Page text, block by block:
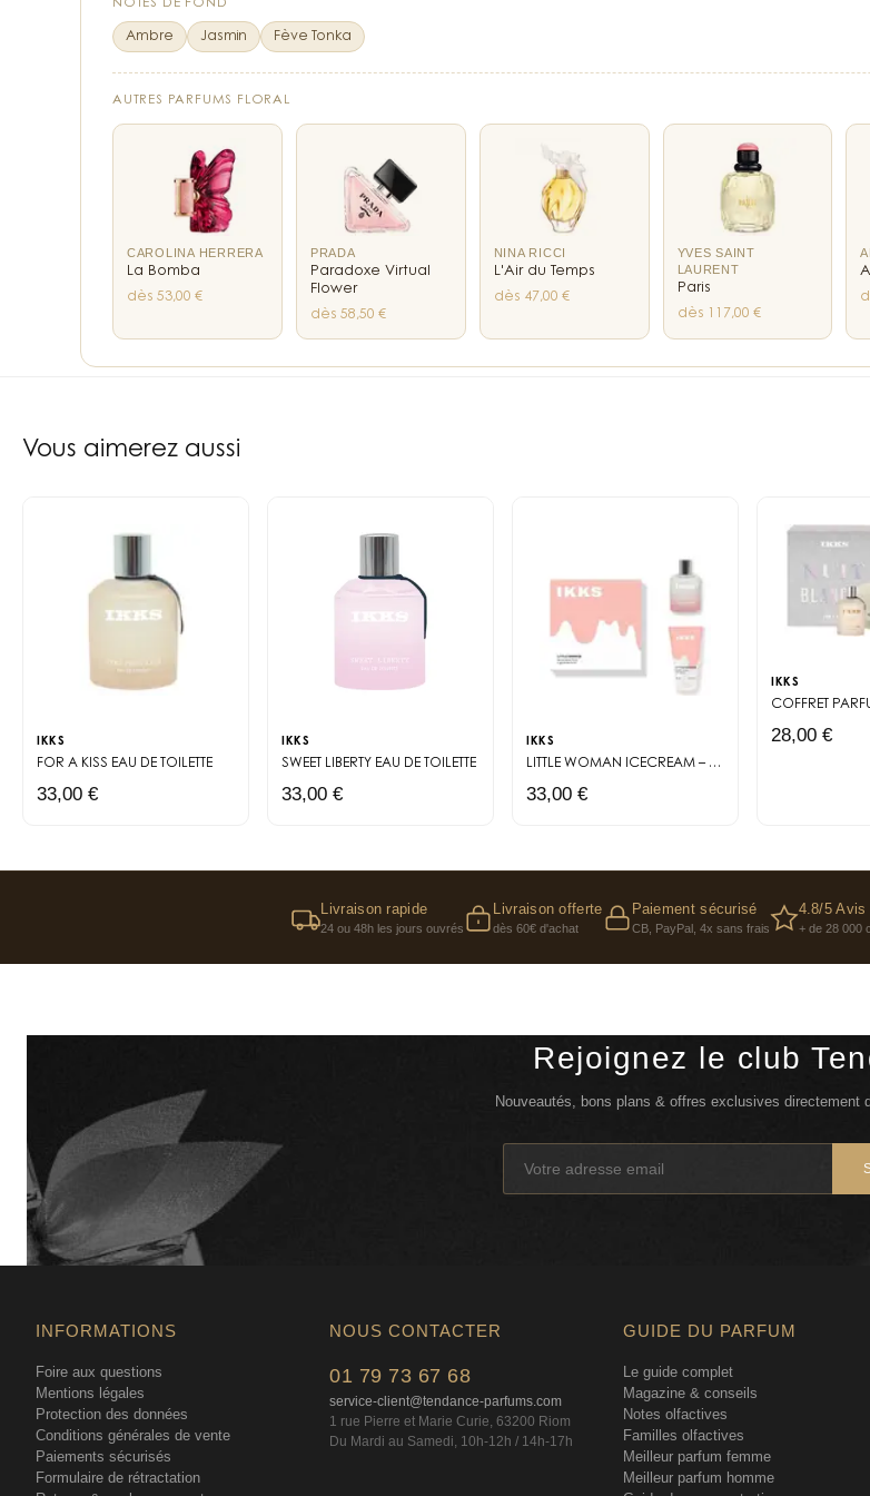
NOTES DE FOND
Ambre Jasmin Fève Tonka
AUTRES PARFUMS FLORAL
CAROLINA HERRERA
La Bomba
dès 53,00 €
PRADA
Paradoxe Virtual
Flower
dès 58,50 €
NINA RICCI
L'Air du Temps
dès 47,00 €
YVES SAINT
LAURENT
Paris
dès 117,00 €
Vous aimerez aussi
IKKS
FOR A KISS EAU DE TOILETTE
33,00 €
IKKS
SWEET LIBERTY EAU DE TOILETTE
33,00 €
IKKS
LITTLE WOMAN ICECREAM – COFFRET EAU DE TOILETTE & GEL DOUCHE
33,00 €
IKKS
COFFRET
28,00 €
Livraison rapide
24 ou 48h les jours ouvrés
Livraison offerte
dès 60€ d'achat
Paiement sécurisé
CB, PayPal, 4x sans frais
4.8/5 Avis
+ de 28 000
Rejoignez le club
Nouveautés, bons plans & offres exclusives directement
INFORMATIONS
Foire aux questions
Mentions légales
Protection des données
Conditions générales de vente
Paiements sécurisés
Formulaire de rétractation
NOUS CONTACTER
01 79 73 67 68
service-client@tendance-parfums.com
1 rue Pierre et Marie Curie, 63200 Riom
Du Mardi au Samedi, 10h-12h / 14h-17h
GUIDE DU PARFUM
Le guide complet
Magazine & conseils
Notes olfactives
Familles olfactives
Meilleur parfum femme
Meilleur parfum homme